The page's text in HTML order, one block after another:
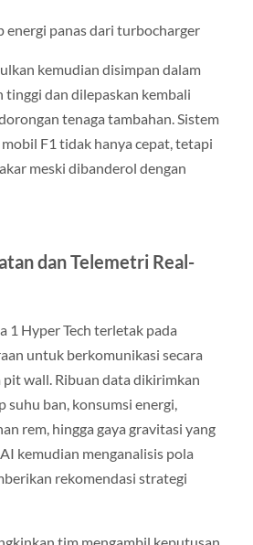
energi panas dari turbocharger
kemudian disimpan dalam
tinggi dan dilepaskan kembali
tenaga tambahan. Sistem
F1 tidak hanya cepat, tetapi
meski dibanderol dengan
dan Telemetri Real-
1 Hyper Tech terletak pada
untuk berkomunikasi secara
wall. Ribuan data dikirimkan
suhu ban, konsumsi energi,
rem, hingga gaya gravitasi yang
kemudian menganalisis pola
rekomendasi strategi